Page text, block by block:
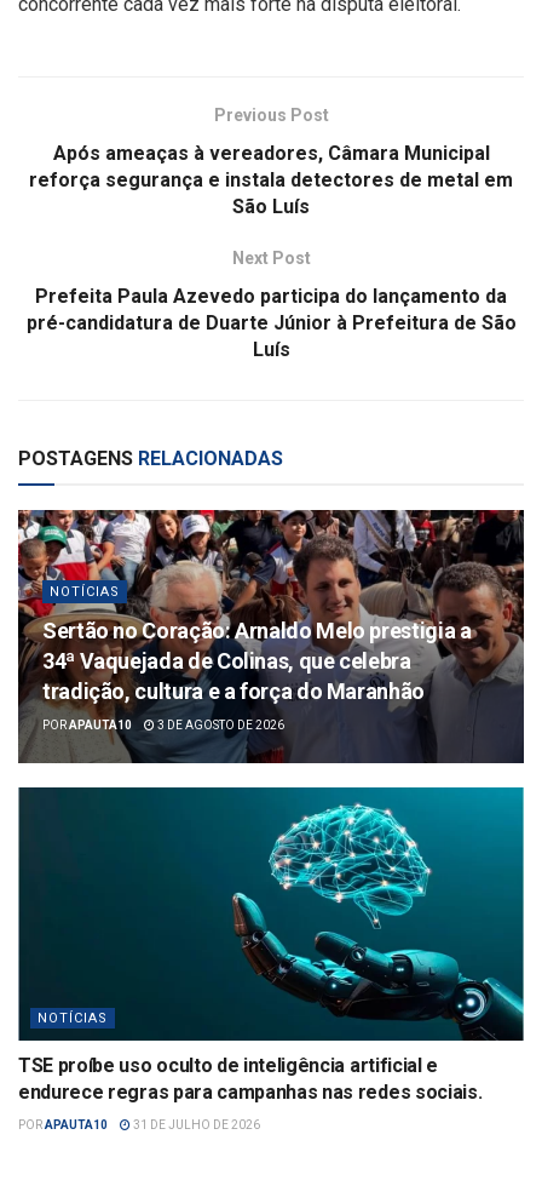
Previous Post
Após ameaças à vereadores, Câmara Municipal
reforça segurança e instala detectores de metal em
São Luís
Next Post
Prefeita Paula Azevedo participa do lançamento da
pré-candidatura de Duarte Júnior à Prefeitura de São
Luís
POSTAGENS RELACIONADAS
NOTÍCIAS
Sertão no Coração: Arnaldo Melo prestigia a
34ª Vaquejada de Colinas, que celebra
tradição, cultura e a força do Maranhão
PORAPAUTA10 3 DE AGOSTO DE 2026
NOTÍCIAS
TSE proíbe uso oculto de inteligência artificial e
endurece regras para campanhas nas redes sociais.
PORAPAUTA10 31 DE JULHO DE 2026